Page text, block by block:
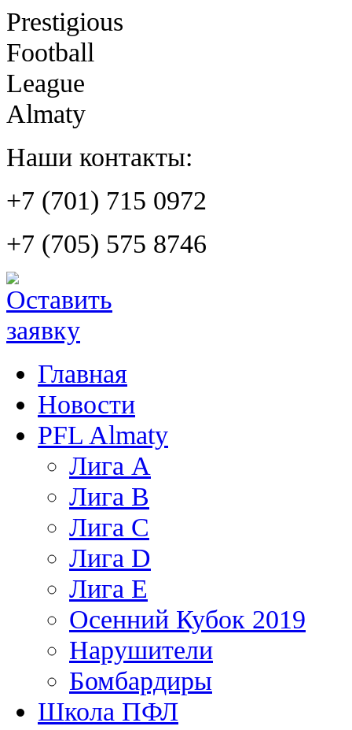
Prestigious
Football
League
Almaty
Наши контакты:
+7 (701) 715 0972
+7 (705) 575 8746
Главная
Новости
PFL Almaty
Лига A
Лига В
Лига С
Лига D
Лига Е
Осенний Кубок 2019
Нарушители
Бомбардиры
Школа ПФЛ